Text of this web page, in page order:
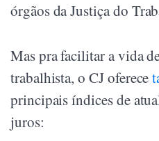
órgãos da Justiça do
Mas pra facilitar a vida
trabalhista, o CJ oferece
principais índices de
juros: